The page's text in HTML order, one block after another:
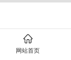
网站首页